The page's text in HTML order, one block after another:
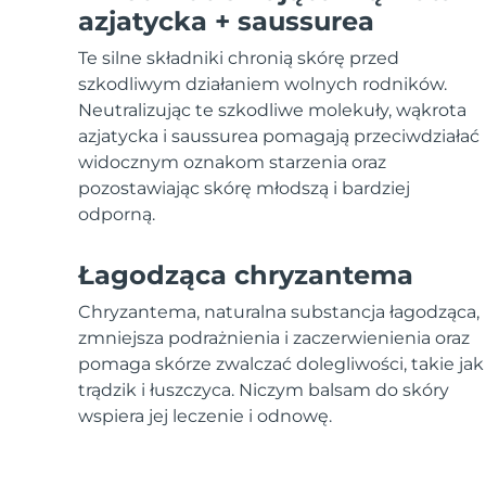
azjatycka + saussurea
Te silne składniki chronią skórę przed
szkodliwym działaniem wolnych rodników.
Neutralizując te szkodliwe molekuły, wąkrota
azjatycka i saussurea pomagają przeciwdziałać
widocznym oznakom starzenia oraz
pozostawiając skórę młodszą i bardziej
odporną.
Łagodząca chryzantema
Chryzantema, naturalna substancja łagodząca,
zmniejsza podrażnienia i zaczerwienienia oraz
pomaga skórze zwalczać dolegliwości, takie jak
trądzik i łuszczyca. Niczym balsam do skóry
wspiera jej leczenie i odnowę.
All acne treatment devices
All revitalizing eye massagers
Pielęgnacja skóry KIWI™
Advanced pore care essentials
LUNA™ Dual-Peptide Scalp
Serum
For healthy hair
issa™ Teeth Whitening Gel
Kosmetyki Mężczyźni
Kupuj
FOREO APP
O NAS